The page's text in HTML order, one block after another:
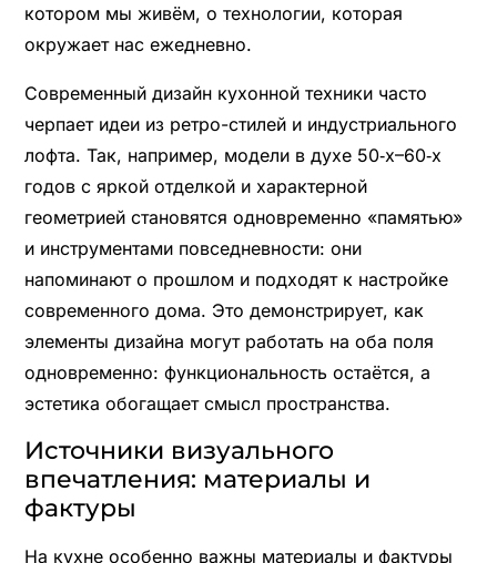
котором мы живём, о технологии, которая
окружает нас ежедневно.
Современный дизайн кухонной техники часто
черпает идеи из ретро-стилей и индустриального
лофта. Так, например, модели в духе 50‑х–60‑х
годов с яркой отделкой и характерной
геометрией становятся одновременно «памятью»
и инструментами повседневности: они
напоминают о прошлом и подходят к настройке
современного дома. Это демонстрирует, как
элементы дизайна могут работать на оба поля
одновременно: функциональность остаётся, а
эстетика обогащает смысл пространства.
Источники визуального
впечатления: материалы и
фактуры
На кухне особенно важны материалы и фактуры